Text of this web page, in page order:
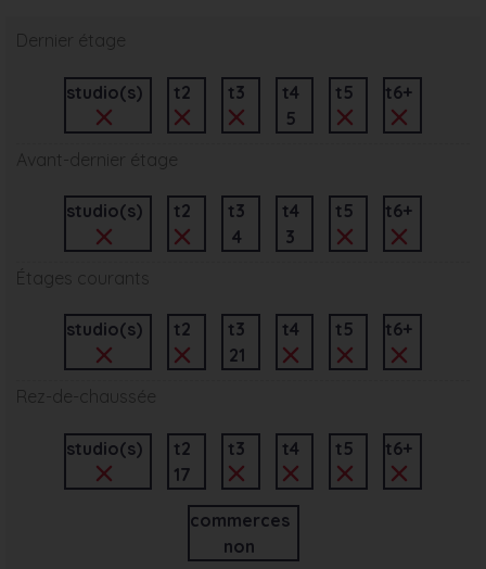
Dernier étage
studio(s) t2 t3
t4
5
t5 t6+
Avant-dernier étage
studio(s) t2
t3
4
t4
3
t5 t6+
Étages courants
studio(s) t2
t3
21
t4 t5 t6+
Rez-de-chaussée
studio(s)
t2
17
t3 t4 t5 t6+
commerces
non